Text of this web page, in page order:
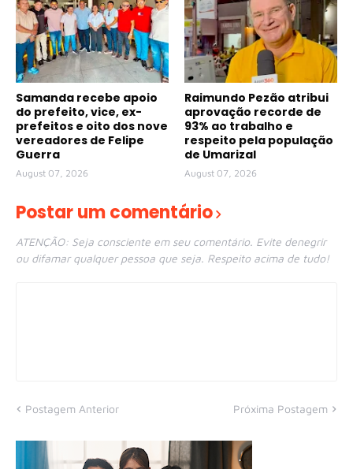
Samanda recebe apoio
do prefeito, vice, ex-
prefeitos e oito dos nove
vereadores de Felipe
Guerra
August 07, 2026
Raimundo Pezão atribui
aprovação recorde de
93% ao trabalho e
respeito pela população
de Umarizal
August 07, 2026
Postar um comentário
ATENÇÃO: Seja consciente em seu comentário. Evite denegrir
ou difamar qualquer pessoa que seja. Respeito acima de tudo!
Postagem Anterior Próxima Postagem